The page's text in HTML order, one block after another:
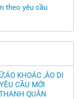
theo yêu cầu
KHOÁC ,ÁO DI
CẦU MỚI
QUÂN